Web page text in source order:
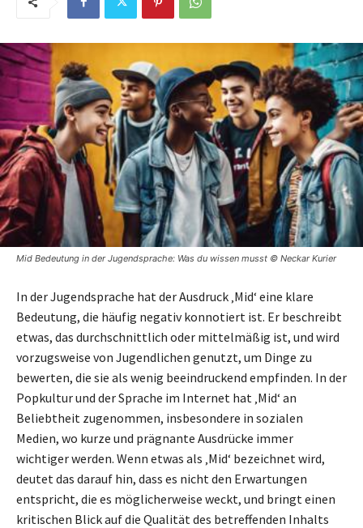
Mid Bedeutung in der Jugendsprache: Was du wissen musst © Neckar Kurier
In der Jugendsprache hat der Ausdruck ‚Mid‘ eine klare
Bedeutung, die häufig negativ konnotiert ist. Er beschreibt
etwas, das durchschnittlich oder mittelmäßig ist, und wird
vorzugsweise von Jugendlichen genutzt, um Dinge zu
bewerten, die sie als wenig beeindruckend empfinden. In der
Popkultur und der Sprache im Internet hat ‚Mid‘ an
Beliebtheit zugenommen, insbesondere in sozialen
Medien, wo kurze und prägnante Ausdrücke immer
wichtiger werden. Wenn etwas als ‚Mid‘ bezeichnet wird,
deutet das darauf hin, dass es nicht den Erwartungen
entspricht, die es möglicherweise weckt, und bringt einen
kritischen Blick auf die Qualität des betreffenden Inhalts